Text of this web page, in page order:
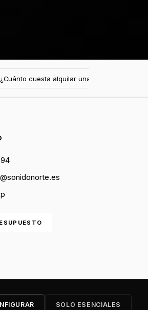
¿Cuánto cuesta alquilar una pantalla LED
SOLO ESENCIALES